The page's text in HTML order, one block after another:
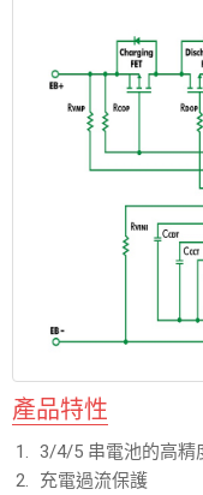
產品特性
3/4/5 串電池的高精
充電過流保護